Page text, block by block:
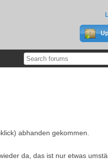
abhanden gekommen.
da, das ist nur etwas